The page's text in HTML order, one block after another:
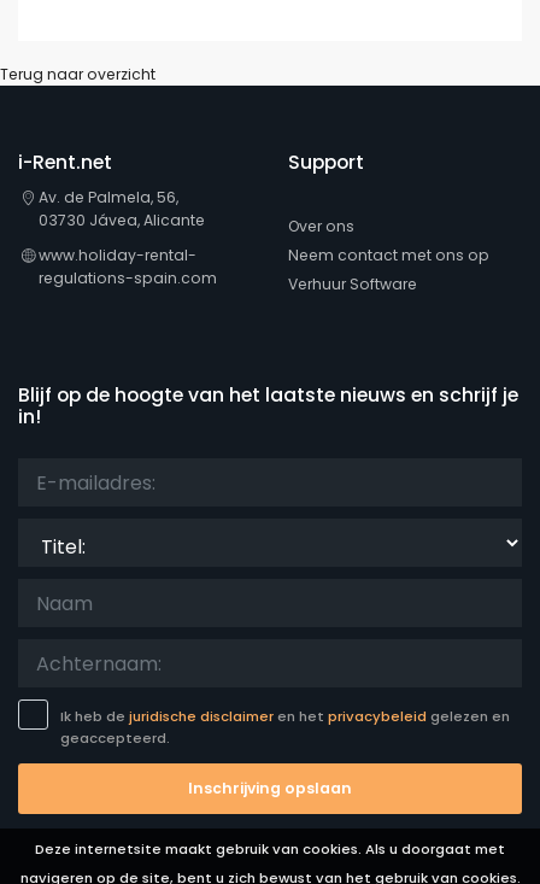
Deze internetsite maakt gebruik van cookies. Als u doorgaat met
navigeren op de site, bent u zich bewust van het gebruik van cookies.
Afstanden
Diensten
Extra categorieën
Uw laatste bezoek
Uw favorieten
Nieuws (0)
Van de maand (0)
Terug naar overzicht
i-Rent.net
Av. de Palmela, 56,
03730 Jávea, Alicante
www.holiday-rental-
regulations-spain.com
Support
Over ons
Neem contact met ons op
Verhuur Software
Blijf op de hoogte van het laatste nieuws en schrijf je
in!
Ik heb de juridische disclaimeren het privacybeleid gelezen en
geaccepteerd.
Inschrijving opslaan